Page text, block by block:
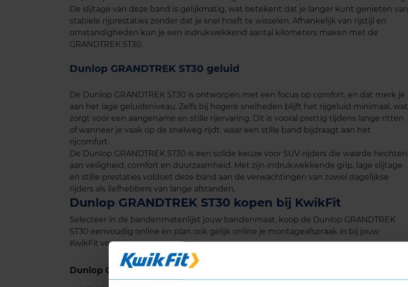
De slijtage van deze band is gelijkmatig, wat betekent dat je langer kunt genieten van
stabiele rijprestaties zonder dat je snel hoeft te wisselen. Afhankelijk van rijstijl en
omstandigheden kun je een indrukwekkend aantal kilometers maken met de
GRANDTREK ST30.
Dunlop GRANDTREK ST30 geluid
De Dunlop GRANDTREK ST30 is ontworpen met een focus op comfort, en dat merk je
aan het lage geluidsniveau. Zelfs bij hogere snelheden blijft het rijgeluid minimaal, wat
zorgt voor een aangename en stille rijervaring. Dit is vooral prettig tijdens lange ritten
of wanneer je vaak op de snelweg rijdt, waar een stille band bijdraagt aan het
rijcomfort.
De Dunlop GRANDTREK ST30 is een solide keuze voor SUV-rijders die waarde hechten
aan veiligheid, comfort en duurzaamheid. Met zijn indrukwekkende grip, lage slijtage
en stille prestaties voldoet deze band aan de verwachtingen van zowel dagelijkse
rijders als liefhebbers van lange afstanden.
Dunlop GRANDTREK ST30 kopen bij KwikFit
Selecteer in de bandenmatenlijst jouw bandenmaat, koop de Dunlop GRANDTREK
ST30 eenvoudig online en plan ook gelijk online je montageafspraak in bij jouw
KwikFit vestiging.
Dunlop GRANDTREK ST30 reviews